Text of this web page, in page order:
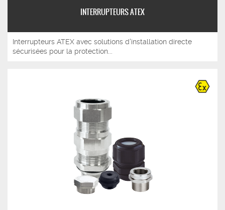
INTERRUPTEURS ATEX
Interrupteurs ATEX avec solutions d'installation directe
sécurisées pour la protection...